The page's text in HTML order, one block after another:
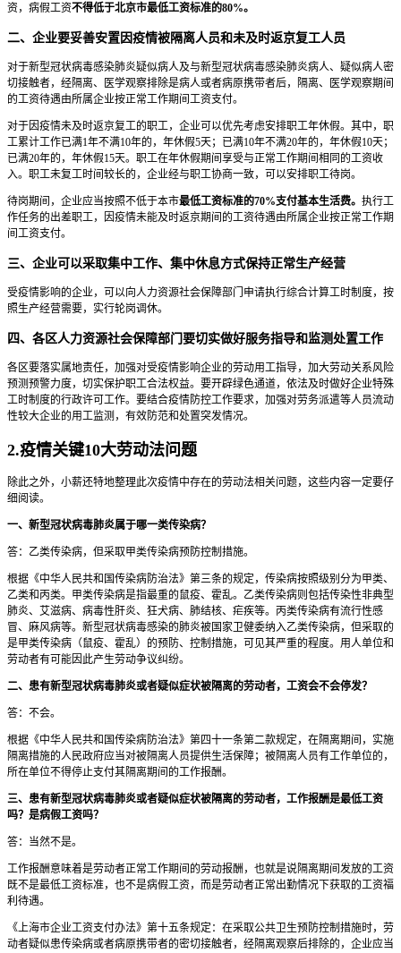
资，病假工资不得低于北京市最低工资标准的80%。
二、企业要妥善安置因疫情被隔离人员和未及时返京复工人员
对于新型冠状病毒感染肺炎疑似病人及与新型冠状病毒感染肺炎病人、疑似病人密
切接触者，经隔离、医学观察排除是病人或者病原携带者后，隔离、医学观察期间
的工资待遇由所属企业按正常工作期间工资支付。
对于因疫情未及时返京复工的职工，企业可以优先考虑安排职工年休假。其中，职
工累计工作已满1年不满10年的，年休假5天；已满10年不满20年的，年休假10天；
已满20年的，年休假15天。职工在年休假期间享受与正常工作期间相同的工资收
入。职工未复工时间较长的，企业经与职工协商一致，可以安排职工待岗。
待岗期间，企业应当按照不低于本市最低工资标准的70%支付基本生活费。 执行工
作任务的出差职工，因疫情未能及时返京期间的工资待遇由所属企业按正常工作期
间工资支付。
三、企业可以采取集中工作、集中休息方式保持正常生产经营
受疫情影响的企业，可以向人力资源社会保障部门申请执行综合计算工时制度，按
照生产经营需要，实行轮岗调休。
四、各区人力资源社会保障部门要切实做好服务指导和监测处置工作
各区要落实属地责任，加强对受疫情影响企业的劳动用工指导，加大劳动关系风险
预测预警力度，切实保护职工合法权益。要开辟绿色通道，依法及时做好企业特殊
工时制度的行政许可工作。要结合疫情防控工作要求，加强对劳务派遣等人员流动
性较大企业的用工监测，有效防范和处置突发情况。
2.疫情关键10大劳动法问题
除此之外，小薪还特地整理此次疫情中存在的劳动法相关问题，这些内容一定要仔
细阅读。
一、新型冠状病毒肺炎属于哪一类传染病？
答：乙类传染病，但采取甲类传染病预防控制措施。
根据《中华人民共和国传染病防治法》第三条的规定，传染病按照级别分为甲类、
乙类和丙类。甲类传染病是指最重的鼠疫、霍乱。乙类传染病则包括传染性非典型
肺炎、艾滋病、病毒性肝炎、狂犬病、肺结核、疟疾等。丙类传染病有流行性感
冒、麻风病等。新型冠状病毒感染的肺炎被国家卫健委纳入乙类传染病，但采取的
是甲类传染病（鼠疫、霍乱）的预防、控制措施，可见其严重的程度。用人单位和
劳动者有可能因此产生劳动争议纠纷。
二、患有新型冠状病毒肺炎或者疑似症状被隔离的劳动者，工资会不会停发？
答：不会。
根据《中华人民共和国传染病防治法》第四十一条第二款规定，在隔离期间，实施
隔离措施的人民政府应当对被隔离人员提供生活保障；被隔离人员有工作单位的，
所在单位不得停止支付其隔离期间的工作报酬。
三、患有新型冠状病毒肺炎或者疑似症状被隔离的劳动者，工作报酬是最低工资
吗？是病假工资吗？
答：当然不是。
工作报酬意味着是劳动者正常工作期间的劳动报酬，也就是说隔离期间发放的工资
既不是最低工资标准，也不是病假工资，而是劳动者正常出勤情况下获取的工资福
利待遇。
《上海市企业工资支付办法》第十五条规定：在采取公共卫生预防控制措施时，劳
动者疑似患传染病或者病原携带者的密切接触者，经隔离观察后排除的，企业应当